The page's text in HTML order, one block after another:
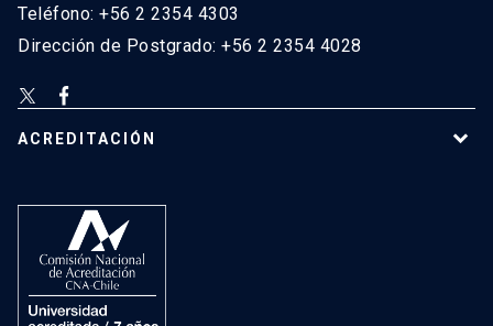
Teléfono: +56 2 2354 4303
Dirección de Postgrado: +56 2 2354 4028
ACREDITACIÓN